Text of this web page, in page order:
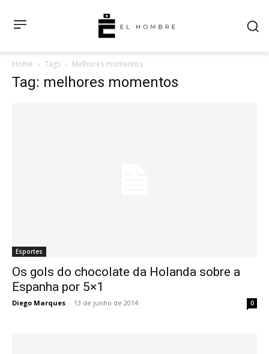
Home Tags Melhores momentos
Tag: melhores momentos
Esportes
Os gols do chocolate da Holanda sobre a
Espanha por 5×1
Diego Marques - 13 de junho de 2014 0